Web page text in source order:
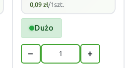
0,09 zł/1szt.
Dużo
− +